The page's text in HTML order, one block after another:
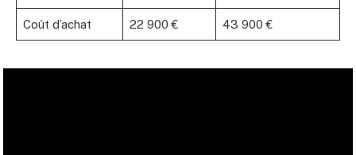
Coût d’achat 22 900 € 43 900 €